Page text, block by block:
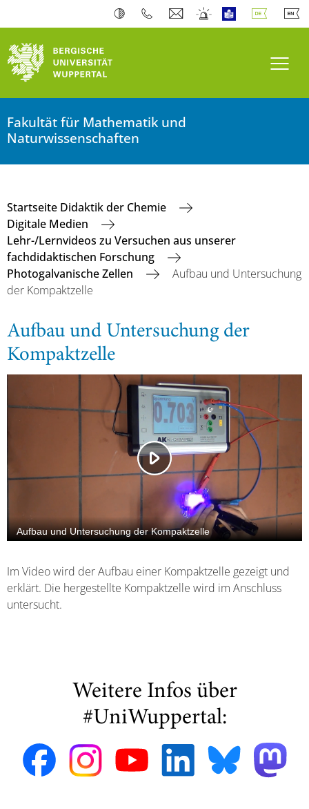
Fakultät für Mathematik und
Naturwissenschaften
Startseite Didaktik der Chemie
Digitale Medien
Lehr-/Lernvideos zu Versuchen aus unserer
fachdidaktischen Forschung
Photogalvanische Zellen
Aufbau und Untersuchung
der Kompaktzelle
Aufbau und Untersuchung der
Kompaktzelle
Im Video wird der Aufbau einer Kompaktzelle gezeigt und
erklärt. Die hergestellte Kompaktzelle wird im Anschluss
untersucht.
Weitere Infos über
#UniWuppertal: